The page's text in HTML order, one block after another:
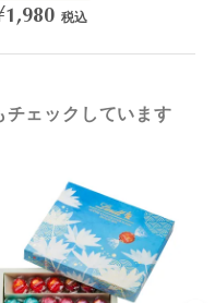
1,980 税込
チェックしています